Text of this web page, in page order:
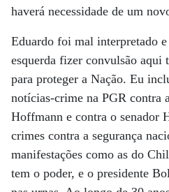
haverá necessidade de um
Eduardo foi mal interpretado e
esquerda fizer convulsão aqui
para proteger a Nação. Eu
notícias-crime na PGR contra
Hoffmann e contra o senador
crimes contra a segurança
manifestações como as do
tem o poder, e o presidente